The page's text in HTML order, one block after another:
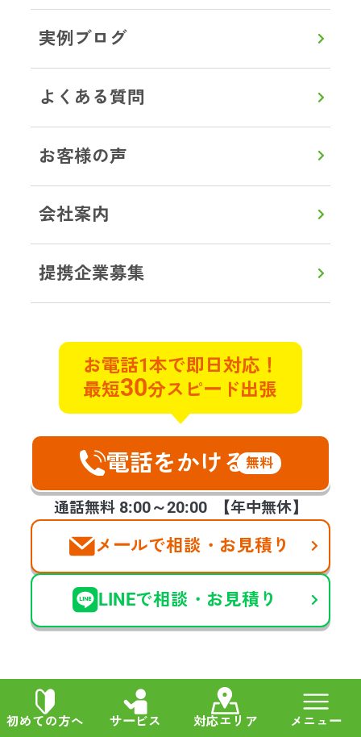
初めての方へ サービス 対応エリア メニュー
実例ブログ
よくある質問
お客様の声
会社案内
提携企業募集
お電話1本で即日対応！
最短30分スピード出張
電話をかける無料
通話無料 8:00～20:00 【年中無休】
メールで相談・お見積り
LINEで相談・お見積り
状態で、とても清掃できるような状
況ではありませんでした。遠方のた
電話でとても親切丁寧に接していた
だきました。作業前に部屋の状態を
ただき立ち合いができない不安は全
遺品整理
管理物件で自殺がおきてしまい特殊
だきました。早朝で対応していただ
けるのか不安でしたが電話に出てく
れ、すぐに対応します！と言ってく
ださったときのホッといたしまし
た。今回のような急な連絡を受けた
際は手が震えましたが、スタッフの
方の対応良さ、作業もとてもスピー
ディーに進めて頂き、お願いして本
当に良かったです。
他の声も見る